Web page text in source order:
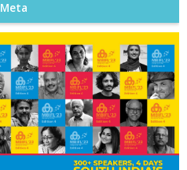
Meta